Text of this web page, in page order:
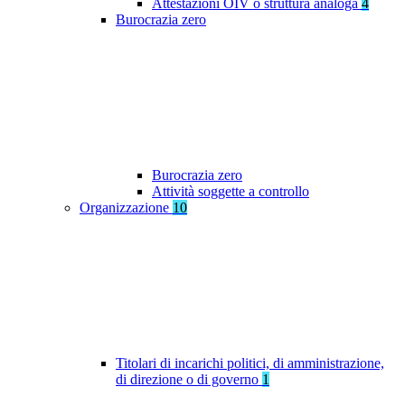
Attestazioni OIV o struttura analoga 4
Burocrazia zero
Burocrazia zero
Attività soggette a controllo
Organizzazione 10
Titolari di incarichi politici, di amministrazione,
di direzione o di governo 1